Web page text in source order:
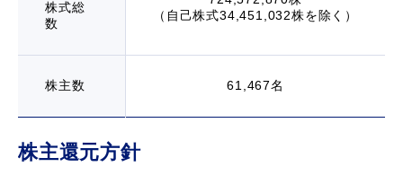
株式総
数
（自己株式34,451,032株を除く）
株主数 61,467名
株主還元方針